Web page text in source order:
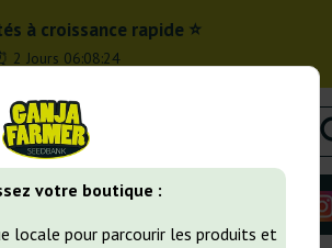
votre boutique :
locale pour parcourir les produits et
à croissance rapide ⭐
2 Jours 06:08:23
Variétés de cannabis